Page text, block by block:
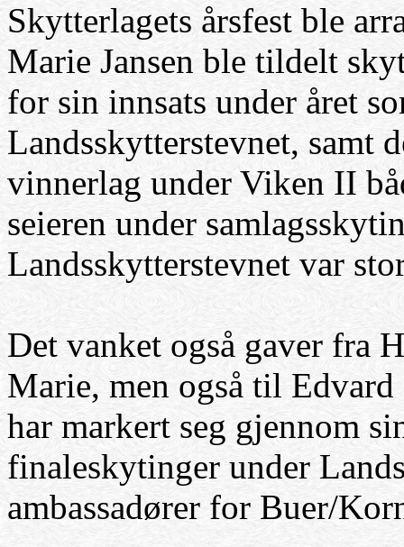
Skytterlagets årsfest ble
Marie Jansen ble tildelt
for sin innsats under året
Landsskytterstevnet, samt
vinnerlag under Viken II
seieren under
Landsskytterstevnet var
Det vanket også gaver fra
Marie, men også til Edvard
har markert seg gjennom
finaleskytinger under
ambassadører for Buer/